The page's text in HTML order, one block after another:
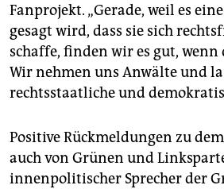
Fanprojekt. „Gerade, weil es
gesagt wird, dass sie sich
schaffe, finden wir es gut, wenn
Wir nehmen uns Anwälte und
rechtsstaatliche und
Positive Rückmeldungen zu
auch von Grünen und
innenpolitischer Sprecher der